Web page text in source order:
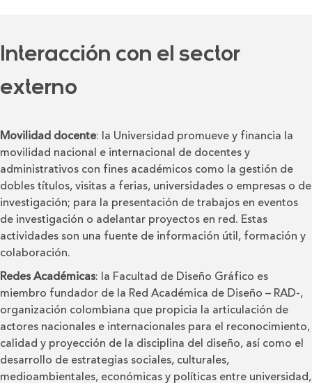
Interacción con el sector
externo
Movilidad docente: la Universidad promueve y financia la
movilidad nacional e internacional de docentes y
administrativos con fines académicos como la gestión de
dobles títulos, visitas a ferias, universidades o empresas o de
investigación; para la presentación de trabajos en eventos
de investigación o adelantar proyectos en red. Estas
actividades son una fuente de información útil, formación y
colaboración.
Redes Académicas: la Facultad de Diseño Gráfico es
miembro fundador de la Red Académica de Diseño – RAD-,
organización colombiana que propicia la articulación de
actores nacionales e internacionales para el reconocimiento,
calidad y proyección de la disciplina del diseño, así como el
desarrollo de estrategias sociales, culturales,
medioambientales, económicas y políticas entre universidad,